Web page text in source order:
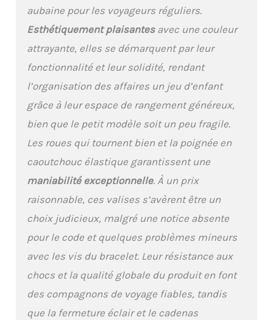
moyenne : 65x46x26.5
cm, Capacité : 70 L, Poids
: 3.33 kg; Dimensions
valise grande : 75x52x30
cm, Capacité : 105L,
Poids : 4.25 kg; Le dos de
la valise de voyage
cosmétique est conçu
avec une structure de
ceinture fixe qui permet
trolley Serrure TSA：
Serrure intégrée et
conviviale approuvée par
le TSA, s'assure que vos
objets de valeur sont en
TSA est en mesure de
vérifier votre bagage
est également équipé
d'une fermeture éclair
pour protéger les dents
en caoutchouc de la
aubaine pour les voyageurs réguliers.
Esthétiquement plaisantesavec une couleur
attrayante, elles se démarquent par leur
fonctionnalité et leur solidité, rendant
l’organisation des affaires un jeu d’enfant
grâce à leur espace de rangement généreux,
bien que le petit modèle soit un peu fragile.
Les roues qui tournent bien et la poignée en
caoutchouc élastique garantissent une
maniabilité exceptionnelle. À un prix
raisonnable, ces valises s’avèrent être un
choix judicieux, malgré une notice absente
pour le code et quelques problèmes mineurs
avec les vis du bracelet. Leur résistance aux
chocs et la qualité globale du produit en font
des compagnons de voyage fiables, tandis
que la fermeture éclair et le cadenas